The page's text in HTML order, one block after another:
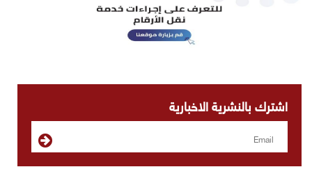
اشترك بالنشرية الاخبارية